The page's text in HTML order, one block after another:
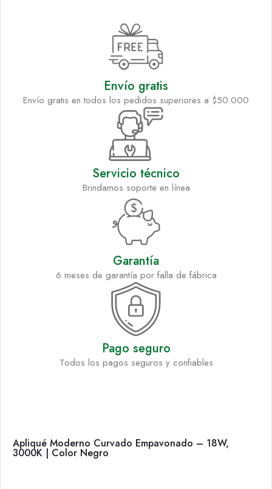
Envío gratis
Envío gratis en todos los pedidos superiores a $50.000
Servicio técnico
Brindamos soporte en línea
Garantía
6 meses de garantía por falla de fábrica
Pago seguro
Todos los pagos seguros y confiables
Apliqué Moderno Curvado Empavonado – 18W,
3000K | Color Negro